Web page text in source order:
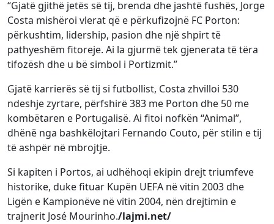
“Gjatë gjithë jetës së tij, brenda dhe jashtë fushës, Jorge
Costa mishëroi vlerat që e përkufizojnë FC Porton:
përkushtim, lidership, pasion dhe një shpirt të
pathyeshëm fitoreje. Ai la gjurmë tek gjenerata të tëra
tifozësh dhe u bë simbol i Portizmit.”
Gjatë karrierës së tij si futbollist, Costa zhvilloi 530
ndeshje zyrtare, përfshirë 383 me Porton dhe 50 me
kombëtaren e Portugalisë. Ai fitoi nofkën “Animal”,
dhënë nga bashkëlojtari Fernando Couto, për stilin e tij
të ashpër në mbrojtje.
Si kapiten i Portos, ai udhëhoqi ekipin drejt triumfeve
historike, duke fituar Kupën UEFA në vitin 2003 dhe
Ligën e Kampionëve në vitin 2004, nën drejtimin e
trajnerit José Mourinho./lajmi.net/